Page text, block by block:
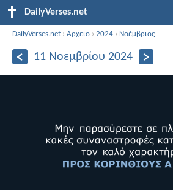
DailyVerses.net
DailyVerses.net ›Αρχείο ›2024 › Νοέμβριος
11 Νοεμβρίου 2024